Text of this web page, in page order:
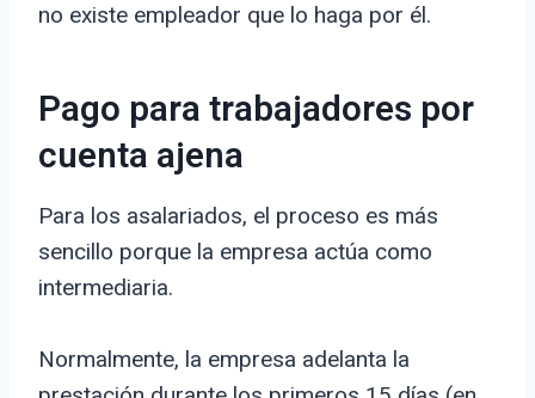
no existe empleador que lo haga por él.
Pago para trabajadores por
cuenta ajena
Para los asalariados, el proceso es más
sencillo porque la empresa actúa como
intermediaria.
Normalmente, la empresa adelanta la